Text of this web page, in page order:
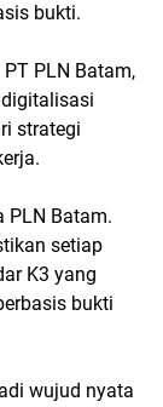
bukti.
PLN Batam,
strategi
PLN Batam.
setiap
K3 yang
bukti
wujud nyata